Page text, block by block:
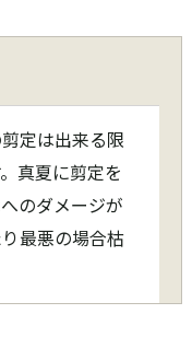
定は出来る限
真夏に剪定を
のダメージが
最悪の場合枯